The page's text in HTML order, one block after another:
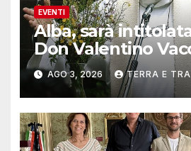
EVENTI
Alba, sarà
Don Valentino
AGO 3, 2026 TERRA E